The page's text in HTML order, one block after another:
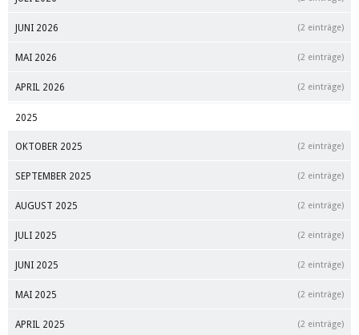
JUNI 2026 (2 einträge)
MAI 2026 (2 einträge)
APRIL 2026 (2 einträge)
2025
OKTOBER 2025 (2 einträge)
SEPTEMBER 2025 (2 einträge)
AUGUST 2025 (2 einträge)
JULI 2025 (2 einträge)
JUNI 2025 (2 einträge)
MAI 2025 (2 einträge)
APRIL 2025 (2 einträge)